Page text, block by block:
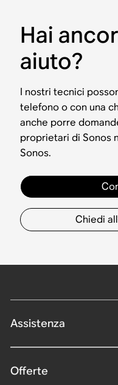
Hai
aiuto?
I nostri tecnici
telefono o con una
anche porre
proprietari di Sonos
Sonos.
Chiedi
Assistenza
Offerte